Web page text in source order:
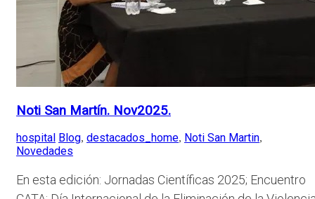
Noti San Martín. Nov2025.
hospital Blog, destacados_home, Noti San Martin,
Novedades
En esta edición: Jornadas Científicas 2025; Encuentro